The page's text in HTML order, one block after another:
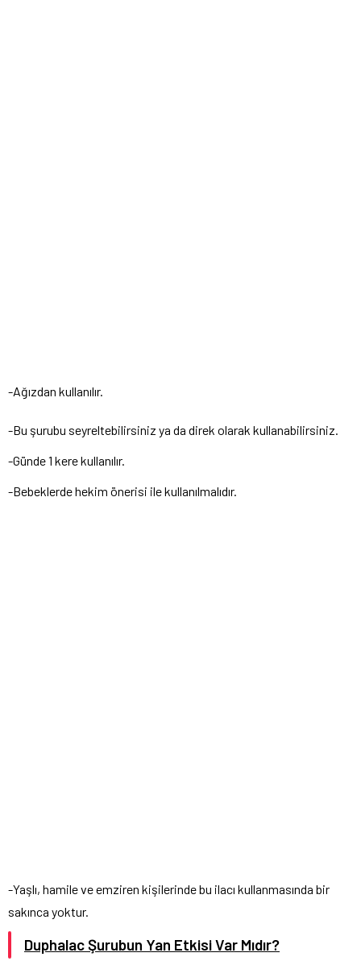
-Ağızdan kullanılır.
-Bu şurubu seyreltebilirsiniz ya da direk olarak kullanabilirsiniz.
-Günde 1 kere kullanılır.
-Bebeklerde hekim önerisi ile kullanılmalıdır.
-Yaşlı, hamile ve emziren kişilerinde bu ilacı kullanmasında bir
sakınca yoktur.
Duphalac Şurubun Yan Etkisi Var Mıdır?